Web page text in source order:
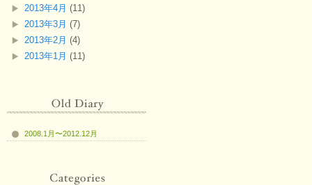
2013年4月 (11)
2013年3月 (7)
2013年2月 (4)
2013年1月 (11)
2008.1月〜2012.12月